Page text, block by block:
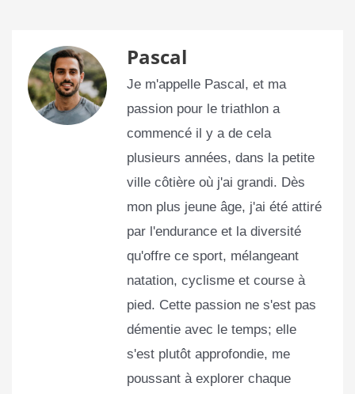
Pascal
Je m'appelle Pascal, et ma
passion pour le triathlon a
commencé il y a de cela
plusieurs années, dans la petite
ville côtière où j'ai grandi. Dès
mon plus jeune âge, j'ai été attiré
par l'endurance et la diversité
qu'offre ce sport, mélangeant
natation, cyclisme et course à
pied. Cette passion ne s'est pas
démentie avec le temps; elle
s'est plutôt approfondie, me
poussant à explorer chaque